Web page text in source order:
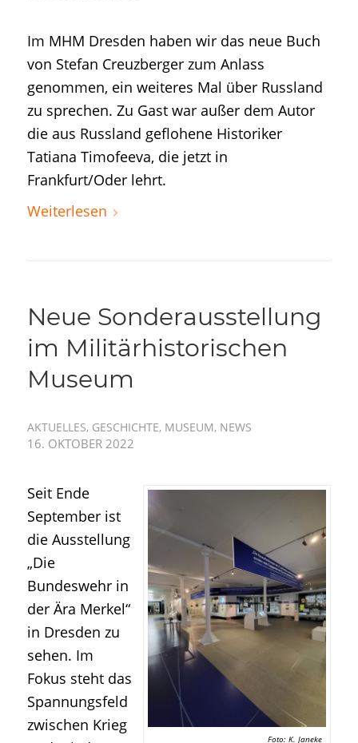
Im MHM Dresden haben wir das neue Buch
von Stefan Creuzberger zum Anlass
genommen, ein weiteres Mal über Russland
zu sprechen. Zu Gast war außer dem Autor
die aus Russland geflohene Historiker
Tatiana Timofeeva, die jetzt in
Frankfurt/Oder lehrt.
Weiterlesen
Neue Sonderausstellung
im Militärhistorischen
Museum
AKTUELLES, GESCHICHTE, MUSEUM, NEWS
16. OKTOBER 2022
Foto: K. Janeke
Seit Ende
September ist
die Ausstellung
„Die
Bundeswehr in
der Ära Merkel“
in Dresden zu
sehen. Im
Fokus steht das
Spannungsfeld
zwischen Krieg